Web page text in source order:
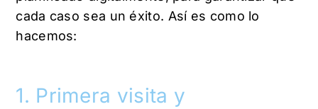
cada caso sea un éxito. Así es como lo
hacemos:
1. Primera visita y